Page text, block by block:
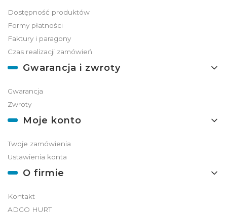
Dostępność produktów
Formy płatności
Faktury i paragony
Czas realizacji zamówień
Gwarancja i zwroty
Gwarancja
Zwroty
Moje konto
Twoje zamówienia
Ustawienia konta
O firmie
Kontakt
ADGO HURT